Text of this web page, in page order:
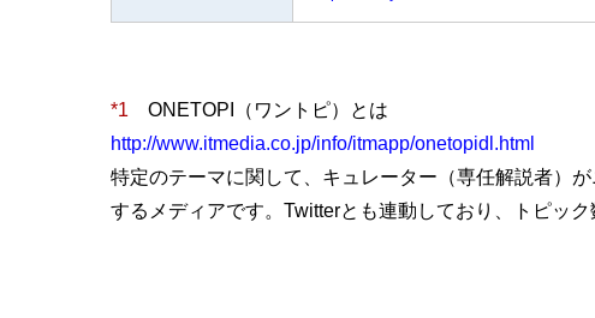
*1
ONETOPI（ワントピ）とは
http://www.itmedia.co.jp/info/itmapp/onetopidl.html
特定のテーマに関して、キュレーター（専任解説者）
するメディアです。Twitterとも連動しており、トピッ